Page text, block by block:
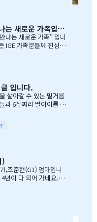
끼게된 하루엿습니
석해주시는 학부모
스러웠지만요~~ 바
산,웨스트캐나다종
감사드리며, 언제
내일이면 아마도 무
[2016년 BBQ후기] 캐나다에서 만나는 새로운 가족입니다
교육감님들께서도 참석
하엿고, 12시부터 BBQ
학생들을 위하여 보물
답을 마추신 분들께 선
각이 듭니다. 맨처음…
입니다.
살아갈 수 있는 밑거름
했을 때, 매일밤 떠오
지내는 시간을 나이 드
사했다는 뜻)는 못할
라"는 말로 오히려 제
생활비가 조금 더 들어
아이들이 살아…
)
조준현(G1) 엄마입니
년이 다 되어 가네요.이
입니다.철새도래지 바
는 학교도 너무 좋습니
가 높았던 높게 생각 하